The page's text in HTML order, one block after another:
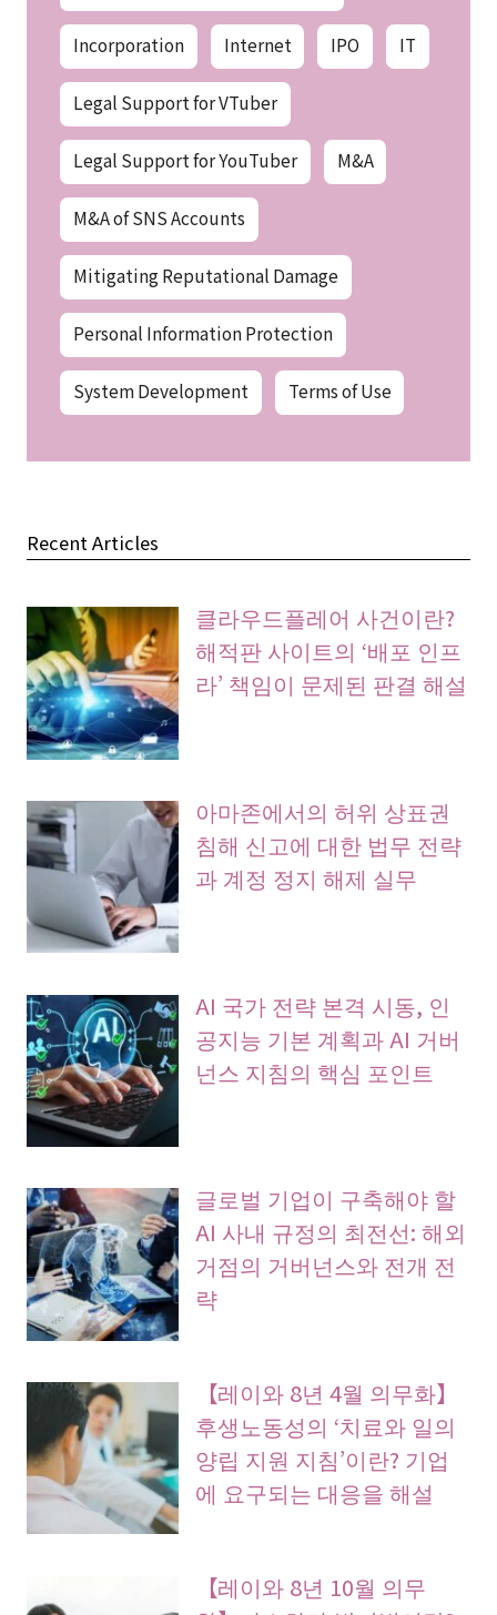
Incorporation Internet IPO IT
Legal Support for VTuber
Legal Support for YouTuber M&A
M&A of SNS Accounts
Mitigating Reputational Damage
Personal Information Protection
System Development Terms of Use
Recent Articles
클라우드플레어 사건이란?
해적판 사이트의 ‘배포 인프
라’ 책임이 문제된 판결 해설
아마존에서의 허위 상표권
침해 신고에 대한 법무 전략
과 계정 정지 해제 실무
AI 국가 전략 본격 시동, 인
공지능 기본 계획과 AI 거버
넌스 지침의 핵심 포인트
글로벌 기업이 구축해야 할
AI 사내 규정의 최전선: 해외
거점의 거버넌스와 전개 전
략
【레이와 8년 4월 의무화】
후생노동성의 ‘치료와 일의
양립 지원 지침’이란? 기업
에 요구되는 대응을 해설
【레이와 8년 10월 의무